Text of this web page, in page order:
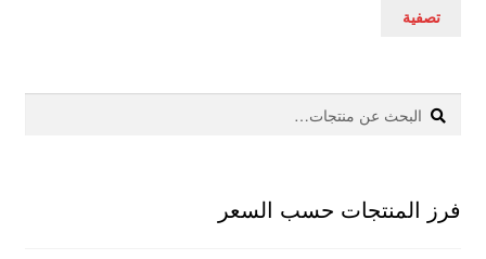
تصفية
البحث
عن:
بحث
فرز المنتجات حسب السعر